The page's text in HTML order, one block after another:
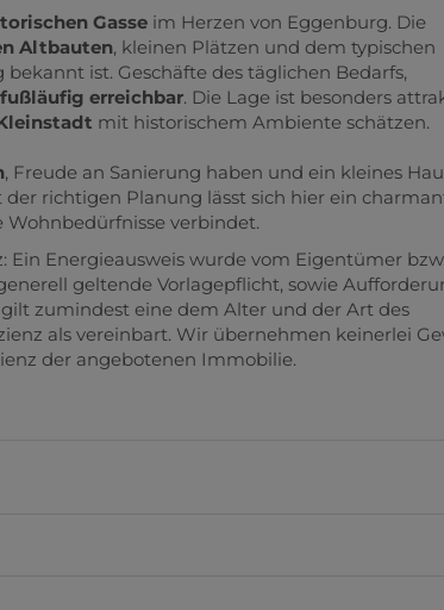
Gasse im Herzen von Eggenburg. Die
Altbauten, kleinen Plätzen und dem typischen
ist. Geschäfte des täglichen Bedarfs,
fußläufig erreichbar. Die Lage ist besonders
mit historischem Ambiente schätzen.
, Freude an Sanierung haben und ein kleines
der richtigen Planung lässt sich hier ein
Wohnbedürfnisse verbindet.
Ein Energieausweis wurde vom Eigentümer bzw.
geltende Vorlagepflicht, sowie
zumindest eine dem Alter und der Art des
als vereinbart. Wir übernehmen keinerlei
der angebotenen Immobilie.